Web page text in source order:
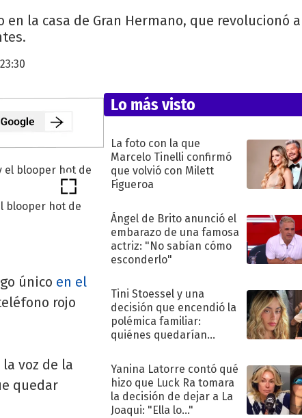
la casa de Gran Hermano, que revolucionó
blooper hot de
único en el
rojo
voz de la
quedar
Lo más visto
La foto con la que
Marcelo Tinelli confirmó
que volvió con Milett
Figueroa
Ángel de Brito anunció el
embarazo de una famosa
actriz: "No sabían cómo
esconderlo"
Tini Stoessel y una
decisión que encendió la
polémica familiar:
quiénes quedarían
Yanina Latorre contó qué
hizo que Luck Ra tomara
la decisión de dejar a La
Joaqui: "Ella lo..."